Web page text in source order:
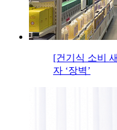
[건기식 소비
자 ‘장벽’